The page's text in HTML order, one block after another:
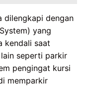
dilengkapi dengan
yang
kendali saat
seperti parkir
pengingat kursi
memparkir